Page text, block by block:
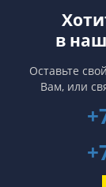
в
Оставьте
Вам, или